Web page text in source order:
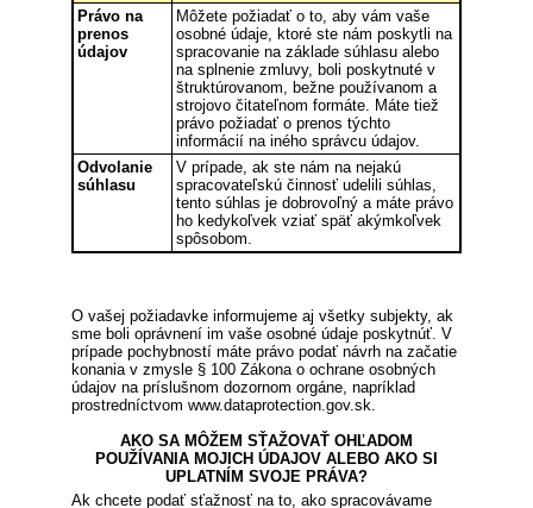
Právo na
prenos
údajov
Môžete požiadať o to, aby vám vaše
osobné údaje, ktoré ste nám poskytli na
spracovanie na základe súhlasu alebo
na splnenie zmluvy, boli poskytnuté v
štruktúrovanom, bežne používanom a
strojovo čitateľnom formáte. Máte tiež
právo požiadať o prenos týchto
informácií na iného správcu údajov.
Odvolanie
súhlasu
V prípade, ak ste nám na nejakú
spracovateľskú činnosť udelili súhlas,
tento súhlas je dobrovoľný a máte právo
ho kedykoľvek vziať späť akýmkoľvek
spôsobom.
O vašej požiadavke informujeme aj všetky subjekty, ak
sme boli oprávnení im vaše osobné údaje poskytnúť. V
prípade pochybností máte právo podať návrh na začatie
konania v zmysle § 100 Zákona o ochrane osobných
údajov na príslušnom dozornom orgáne, napríklad
prostredníctvom www.dataprotection.gov.sk.
AKO SA MÔŽEM SŤAŽOVAŤ OHĽADOM
POUŽÍVANIA MOJICH ÚDAJOV ALEBO AKO SI
UPLATNÍM SVOJE PRÁVA?
Ak chcete podať sťažnosť na to, ako spracovávame